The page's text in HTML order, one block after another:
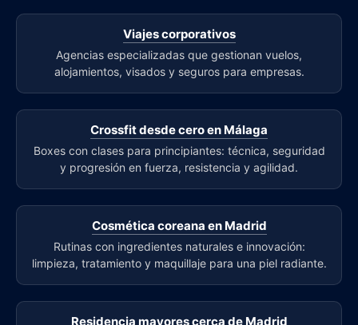
Viajes corporativos
Agencias especializadas que gestionan vuelos,
alojamientos, visados y seguros para empresas.
Crossfit desde cero en Málaga
Boxes con clases para principiantes: técnica, seguridad
y progresión en fuerza, resistencia y agilidad.
Cosmética coreana en Madrid
Rutinas con ingredientes naturales e innovación:
limpieza, tratamiento y maquillaje para una piel radiante.
Residencia mayores cerca de Madrid